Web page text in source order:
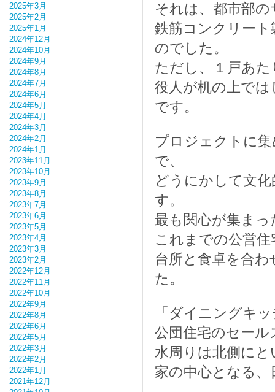
それは、都市部
鉄筋コンクリー
のでした。
ただし、１戸あ
役人が机の上で
です。
プロジェクトに
で、
どうにかして文
す。
最も関心が集ま
これまでの公営
台所と食卓を合
た。
「ダイニングキ
公団住宅のセー
水周りは北側に
家の中心となる
2025年3月
2025年2月
2025年1月
2024年12月
2024年10月
2024年9月
2024年8月
2024年7月
2024年6月
2024年5月
2024年4月
2024年3月
2024年2月
2024年1月
2023年11月
2023年10月
2023年9月
2023年8月
2023年7月
2023年6月
2023年5月
2023年4月
2023年3月
2023年2月
2022年12月
2022年11月
2022年10月
2022年9月
2022年8月
2022年6月
2022年5月
2022年3月
2022年2月
2022年1月
2021年12月